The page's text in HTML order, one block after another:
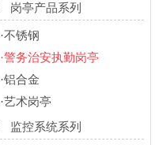
岗亭产品系列
·不锈钢
·警务治安执勤岗亭
·铝合金
·艺术岗亭
监控系统系列